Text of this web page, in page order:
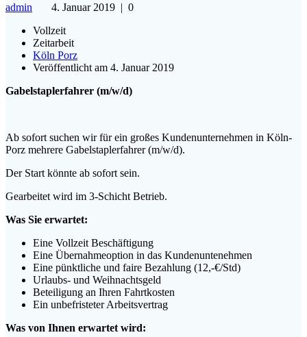
admin 4. Januar 2019 | 0
Vollzeit
Zeitarbeit
Köln Porz
Veröffentlicht am 4. Januar 2019
Gabelstaplerfahrer (m/w/d)
Ab sofort suchen wir für ein großes Kundenunternehmen in Köln-
Porz mehrere Gabelstaplerfahrer (m/w/d).
Der Start könnte ab sofort sein.
Gearbeitet wird im 3-Schicht Betrieb.
Was Sie erwartet:
Eine Vollzeit Beschäftigung
Eine Übernahmeoption in das Kundenuntenehmen
Eine pünktliche und faire Bezahlung (12,-€/Std)
Urlaubs- und Weihnachtsgeld
Beteiligung an Ihren Fahrtkosten
Ein unbefristeter Arbeitsvertrag
Was von Ihnen erwartet wird: